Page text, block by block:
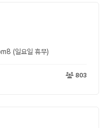
(일요일 휴무)
803